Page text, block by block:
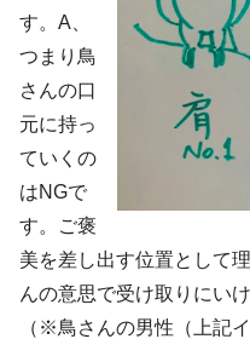
す。A、
つまり鳥
さんの口
元に持っ
ていくの
はNGで
す。ご褒
美を差し出す位置として
んの意思で受け取りにい
（※鳥さんの男性（上記